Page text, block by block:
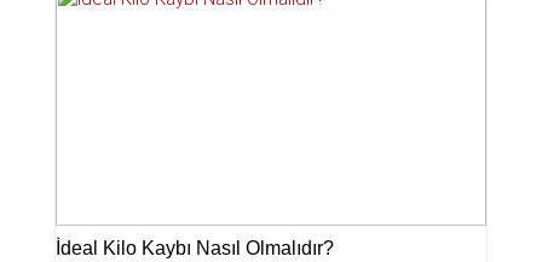
İdeal Kilo Kaybı Nasıl Olmalıdır?